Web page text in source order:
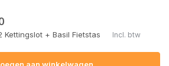
Kettingslot + Basil Fietstas Incl. btw